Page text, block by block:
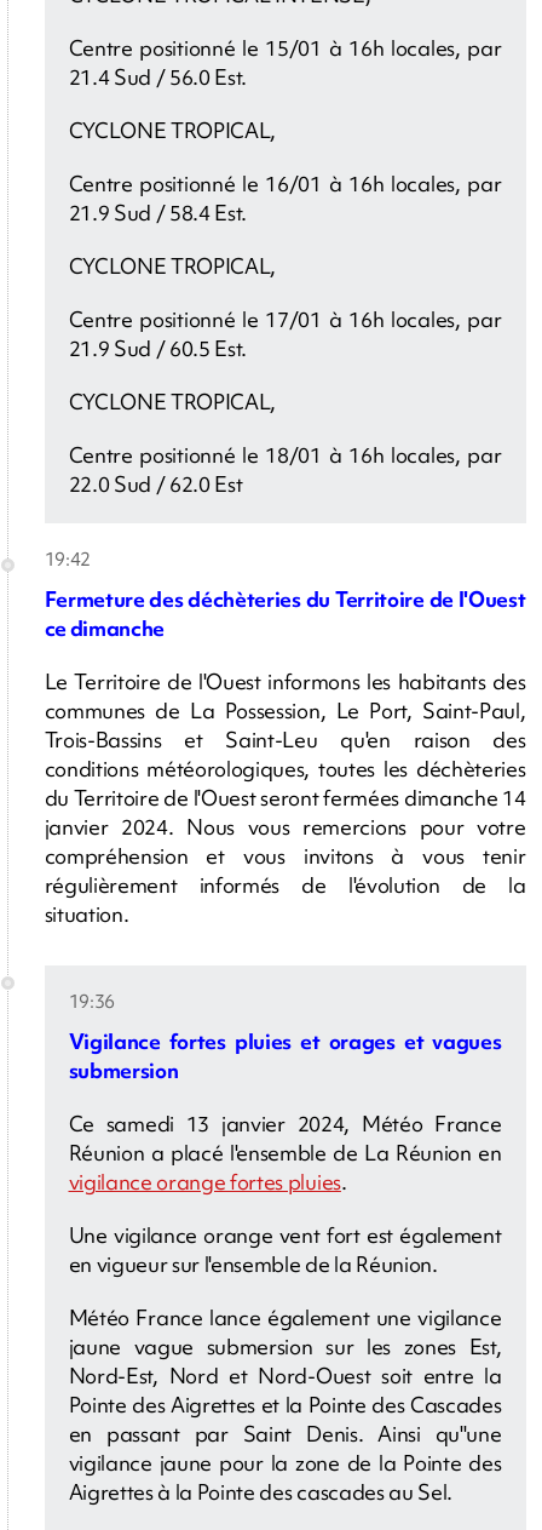
Centre positionné le 15/01 à 16h locales, par
21.4 Sud / 56.0 Est.
CYCLONE TROPICAL,
Centre positionné le 16/01 à 16h locales, par
21.9 Sud / 58.4 Est.
CYCLONE TROPICAL,
Centre positionné le 17/01 à 16h locales, par
21.9 Sud / 60.5 Est.
CYCLONE TROPICAL,
Centre positionné le 18/01 à 16h locales, par
22.0 Sud / 62.0 Est
19:42
Fermeture des déchèteries du Territoire de l'Ouest
ce dimanche
Le Territoire de l'Ouest informons les habitants des
communes de La Possession, Le Port, Saint-Paul,
Trois-Bassins et Saint-Leu qu'en raison des
conditions météorologiques, toutes les déchèteries
du Territoire de l'Ouest seront fermées dimanche 14
janvier 2024. Nous vous remercions pour votre
compréhension et vous invitons à vous tenir
régulièrement informés de l'évolution de la
situation.
19:36
Vigilance fortes pluies et orages et vagues
submersion
Ce samedi 13 janvier 2024, Météo France
Réunion a placé l'ensemble de La Réunion en
vigilance orange fortes pluies.
Une vigilance orange vent fort est également
en vigueur sur l'ensemble de la Réunion.
Météo France lance également une vigilance
jaune vague submersion sur les zones Est,
Nord-Est, Nord et Nord-Ouest soit entre la
Pointe des Aigrettes et la Pointe des Cascades
en passant par Saint Denis. Ainsi qu''une
vigilance jaune pour la zone de la Pointe des
Aigrettes à la Pointe des cascades au Sel.